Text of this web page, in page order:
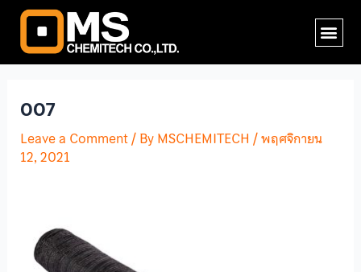
Skip
content
007
Leave a Comment/ ByMSCHEMITECH /พฤศจิกายน
12, 2021
Post
navigation